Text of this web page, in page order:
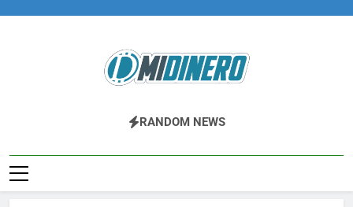
Midinero.co
Fintech, Criptomonedas
RANDOM NEWS